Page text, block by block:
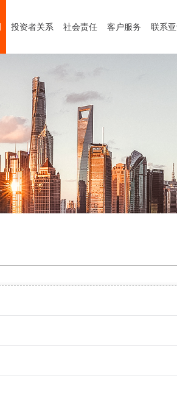
投资者关系 社会责任 客户服务 联系